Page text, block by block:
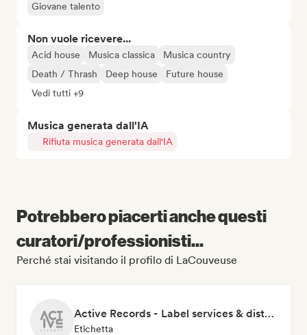
Giovane talento
Non vuole ricevere...
Acid house Musica classica
Musica country
Death / Thrash
Deep house
Future house
Vedi tutti +9
Musica generata dall'IA
Rifiuta musica generata dall'IA
Potrebbero piacerti anche questi
curatori/professionisti...
Perché stai visitando il profilo di LaCouveuse
Active Records - Label services & distribution
Etichetta